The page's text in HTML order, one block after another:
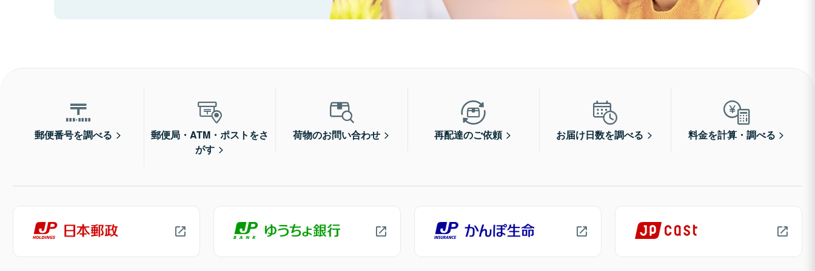
郵便番号を調べる
郵便局・ATM・ポストをさ
がす
荷物のお問い合わせ 再配達のご依頼 お届け日数を調べる 料金を計算・調べる